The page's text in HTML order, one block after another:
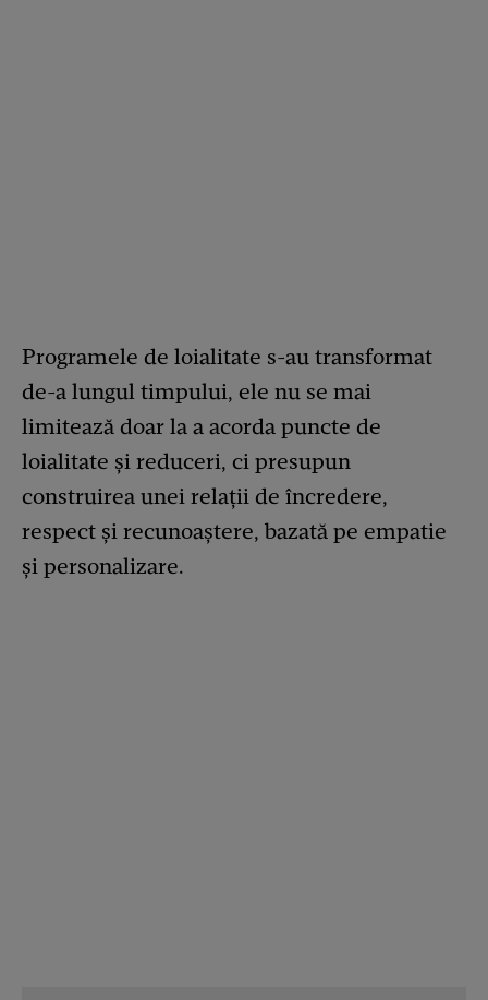
Programele de loialitate s-au transformat
de-a lungul timpului, ele nu se mai
limitează doar la a acorda puncte de
loialitate și reduceri, ci presupun
construirea unei relații de încredere,
respect și recunoaștere, bazată pe empatie
și personalizare.